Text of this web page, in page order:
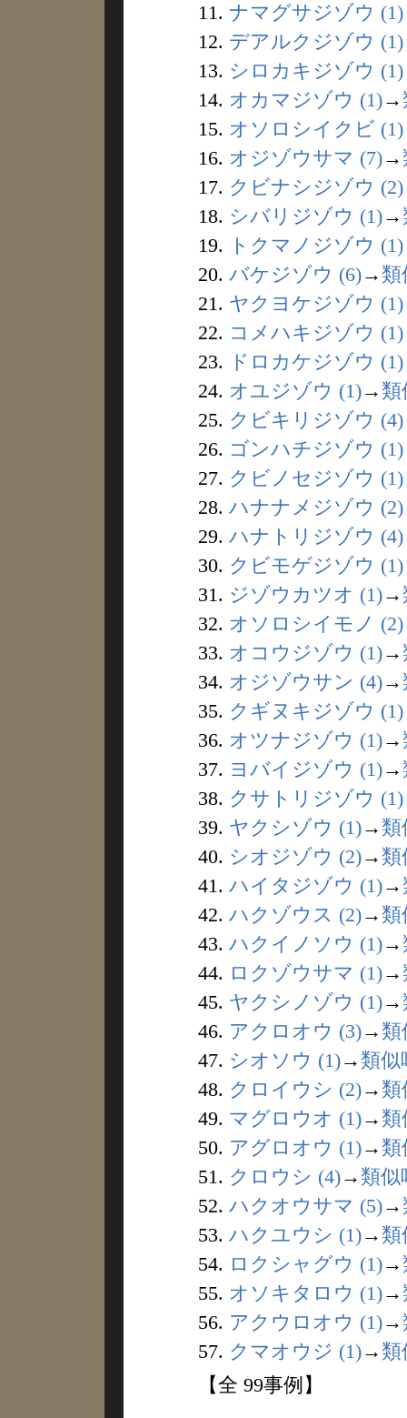
11. ナマグサジゾウ (1)
12. デアルクジゾウ (1)
13. シロカキジゾウ (1)
14. オカマジゾウ (1)→
15. オソロシイクビ (1)
16. オジゾウサマ (7)→
17. クビナシジゾウ (2)
18. シバリジゾウ (1)→
19.
トクマノジゾウ (1)
20. バケジゾウ (6)→ 類
21. ヤクヨケジゾウ (1)
22. コメハキジゾウ (1)
23.
ドロカケジゾウ (1)
24. オユジゾウ (1)→ 類
25. クビキリジゾウ (4)
26. ゴンハチジゾウ (1)
27. クビノセジゾウ (1)
28. ハナナメジゾウ (2)
29. ハナトリジゾウ (4)
30. クビモゲジゾウ (1)
31. ジゾウカツオ (1)→
32. オソロシイモノ (2)
33. オコウジゾウ (1)→
34. オジゾウサン (4)→
35. クギヌキジゾウ (1)
36. オツナジゾウ (1)→
37. ヨバイジゾウ (1)→
38. クサトリジゾウ (1)
39. ヤクシゾウ (1)→ 類
40. シオジゾウ (2)→ 類
41. ハイタジゾウ (1)→
42. ハクゾウス (2)→ 類
43. ハクイノソウ (1)→
44. ロクゾウサマ (1)→
45. ヤクシノゾウ (1)→
46. アクロオウ (3)→ 類
47. シオソウ (1)→ 類似
48. クロイウシ (2)→ 類
49. マグロウオ (1)→ 類
50. アグロオウ (1)→ 類
51. クロウシ (4)→ 類似
52. ハクオウサマ (5)→
53. ハクユウシ (1)→ 類
54. ロクシャグウ (1)→
55. オソキタロウ (1)→
56. アクウロオウ (1)→
57. クマオウジ (1)→ 類
【全 99事例】